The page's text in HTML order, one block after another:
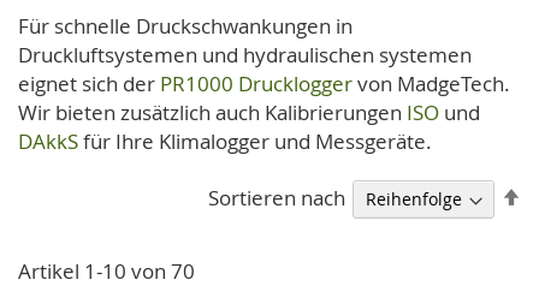
Für schnelle Druckschwankungen in
Druckluftsystemen und hydraulischen systemen
eignet sich der PR1000 Druckloggervon MadgeTech.
Wir bieten zusätzlich auch Kalibrierungen ISO und
DAkkSfür Ihre Klimalogger und Messgeräte.
Artikel 1-10 von 70
Sortieren nach